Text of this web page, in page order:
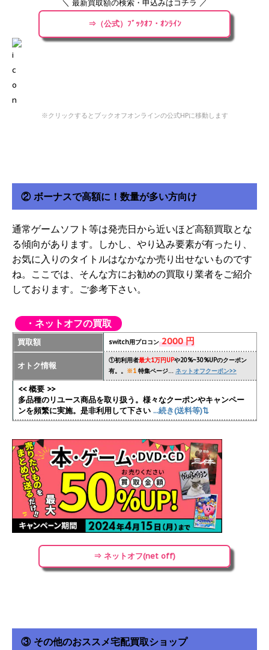
＼ 最新買取額の検索・申込みはコチラ ／
⇒（公式）ﾌﾞｯｸｵﾌ・ｵﾝﾗｲﾝ
※クリックするとブックオフオンラインの公式HPに移動します
② ボーナスで高額に！数量が多い方向け
通常ゲームソフト等は発売日から近いほど高額買取とな
る傾向があります。しかし、やり込み要素が有ったり、
お気に入りのタイトルはなかなか売り出せないものです
ね。ここでは、そんな方にお勧めの買取り業者をご紹介
しております。ご参考下さい。
・ネットオフの買取
買取額 switch用プロコン2000 円
オトク情報
①初利用者最大1万円UPや20%~30%UPのクーポン
有。。 ※1 特集ページ… ネットオフクーポン>>
<< 概要 >>
多品種のリユース商品を取り扱う。様々なクーポンやキャンペー
ンを頻繁に実施。是非利用して下さい ...続き(送料等)⇅
⇒ ネットオフ(net off)
③ その他のおススメ宅配買取ショップ